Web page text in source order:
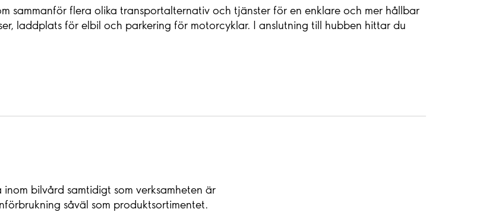
sammanför flera olika transportalternativ och tjänster för en enklare och mer hållbar
laddplats för elbil och parkering för motorcyklar. I anslutning till hubben hittar du
bilvård samtidigt som verksamheten är
såväl som produktsortimentet.